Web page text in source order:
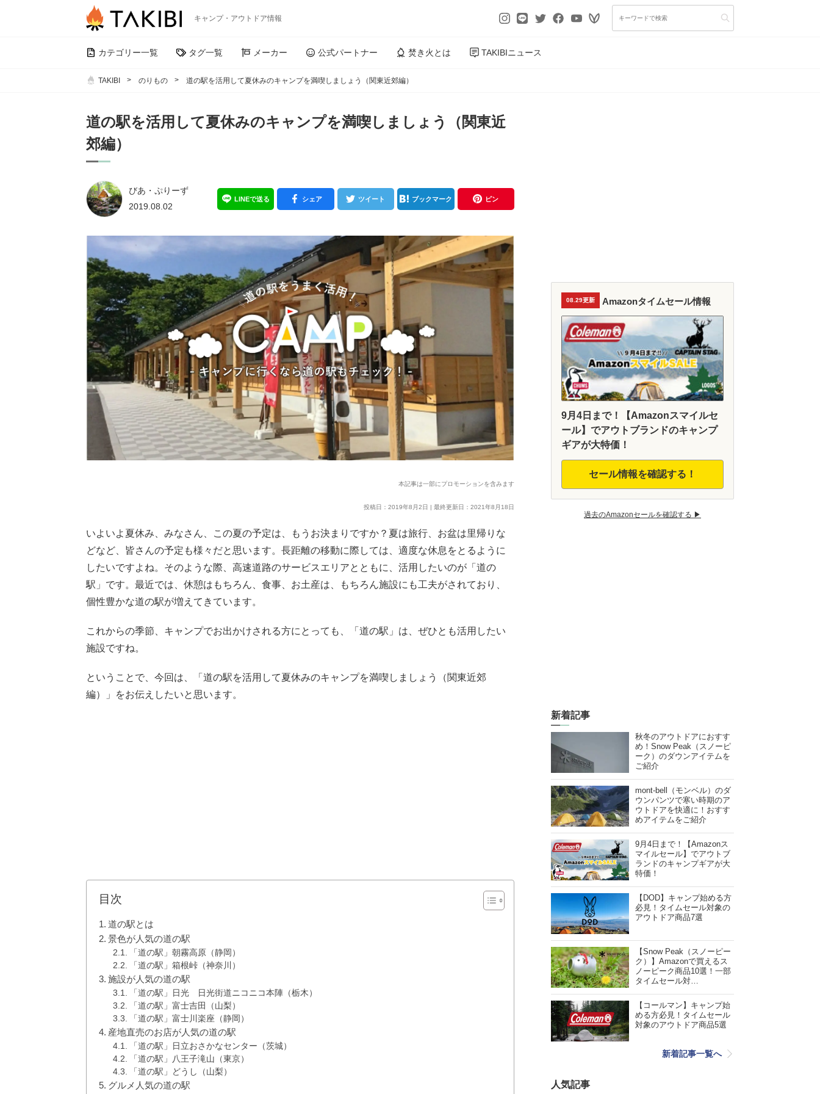
キャンプ・アウトドア情報
カテゴリー一覧 タグ一覧 メーカー 公式パートナー 焚き火とは TAKIBIニュース
TAKIBI のりもの 道の駅を活用して夏休みのキャンプを満喫しましょう（関東近郊編）
道の駅を活用して夏休みのキャンプを満喫しましょう（関東近
郊編）
びあ・ぷりーず
2019.08.02
LINEで送る シェア ツイート ブックマーク ピン
本記事は一部にプロモーションを含みます
投稿日：2019年8月2日 | 最終更新日：2021年8月18日
いよいよ夏休み、みなさん、この夏の予定は、もうお決まりですか？夏は旅行、お盆は里帰りな
どなど、皆さんの予定も様々だと思います。長距離の移動に際しては、適度な休息をとるように
したいですよね。そのような際、高速道路のサービスエリアとともに、活用したいのが「道の
駅」です。最近では、休憩はもちろん、食事、お土産は、もちろん施設にも工夫がされており、
個性豊かな道の駅が増えてきています。
これからの季節、キャンプでお出かけされる方にとっても、「道の駅」は、ぜひとも活用したい
施設ですね。
ということで、今回は、「道の駅を活用して夏休みのキャンプを満喫しましょう（関東近郊
編）」をお伝えしたいと思います。
目次
道の駅とは
景色が人気の道の駅
「道の駅」朝霧高原（静岡）
「道の駅」箱根峠（神奈川）
施設が人気の道の駅
「道の駅」日光 日光街道ニコニコ本陣（栃木）
「道の駅」富士吉田（山梨）
「道の駅」富士川楽座（静岡）
産地直売のお店が人気の道の駅
「道の駅」日立おさかなセンター（茨城）
「道の駅」八王子滝山（東京）
「道の駅」どうし（山梨）
グルメ人気の道の駅
08.29更新 Amazonタイムセール情報
9月4日まで！【Amazonスマイルセ
ール】でアウトブランドのキャンプ
ギアが大特価！
セール情報を確認する！
過去のAmazonセールを確認する ▶︎
新着記事
秋冬のアウトドアにおすす
め！Snow Peak（スノーピ
ーク）のダウンアイテムを
ご紹介
mont-bell（モンベル）のダ
ウンパンツで寒い時期のア
ウトドアを快適に！おすす
めアイテムをご紹介
9月4日まで！【Amazonス
マイルセール】でアウトブ
ランドのキャンプギアが大
特価！
【DOD】キャンプ始める方
必見！タイムセール対象の
アウトドア商品7選
【Snow Peak（スノーピー
ク）】Amazonで買えるス
ノーピーク商品10選！一部
タイムセール対…
【コールマン】キャンプ始
める方必見！タイムセール
対象のアウトドア商品5選
新着記事一覧へ
人気記事